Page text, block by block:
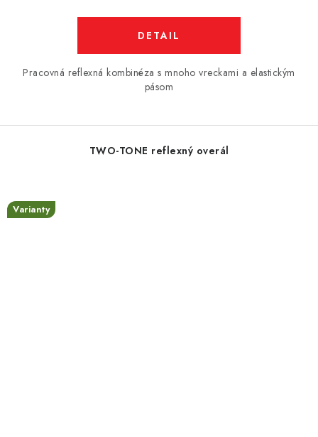
DETAIL
Pracovná reflexná kombinéza s mnoho vreckami a elastickým
pásom
TWO-TONE reflexný overál
Varianty